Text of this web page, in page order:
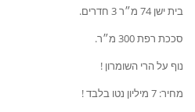
בית ישן 74 מ״ר 3 חדרים.
סככת רפת 300 מ״ר.
נוף על הרי השומרון !
מחיר: 7 מיליון נטו בלבד !